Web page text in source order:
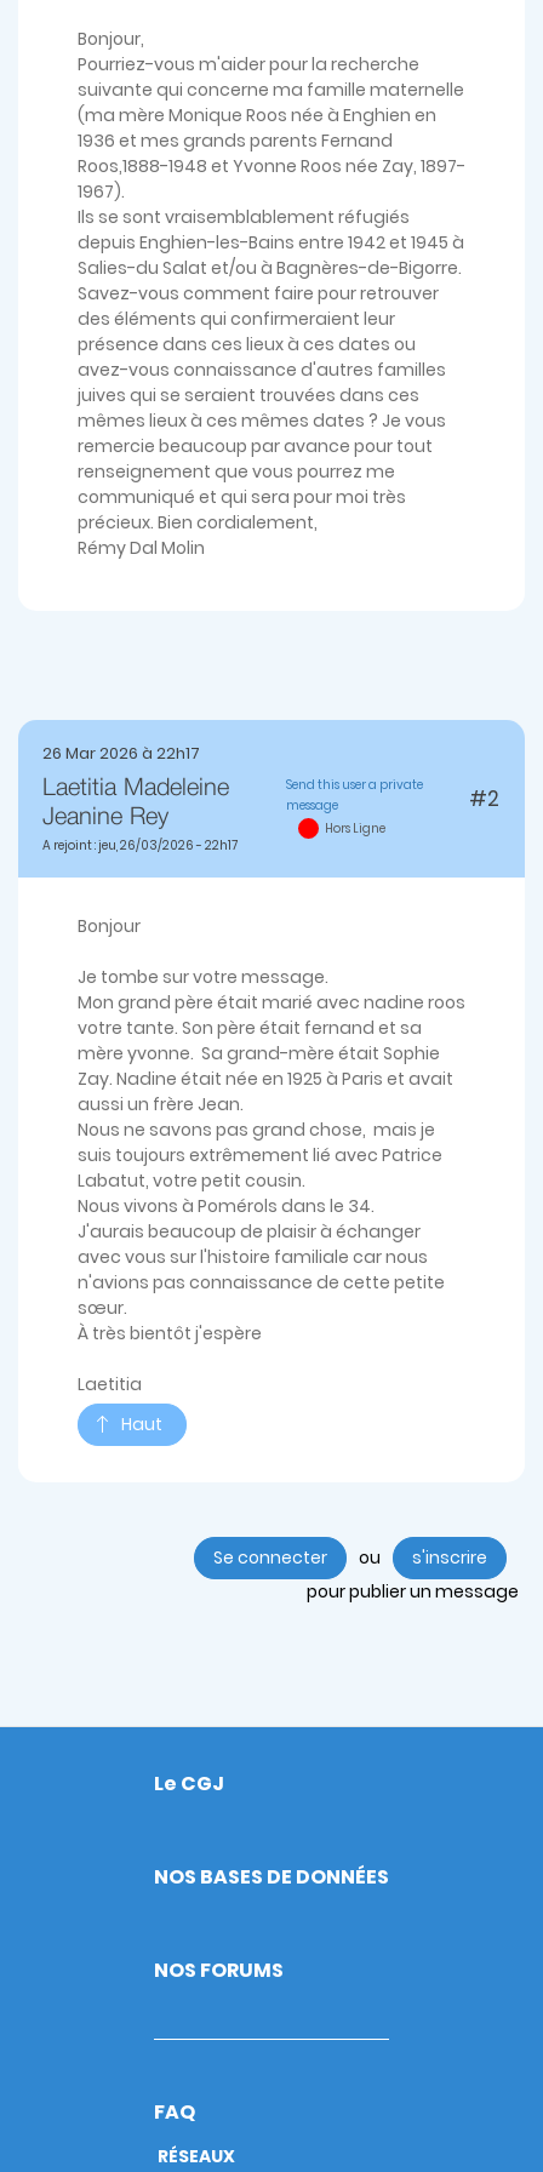
Bonjour,
Pourriez-vous m'aider pour la recherche
suivante qui concerne ma famille maternelle
(ma mère Monique Roos née à Enghien en
1936 et mes grands parents Fernand
Roos,1888-1948 et Yvonne Roos née Zay, 1897-
1967).
Ils se sont vraisemblablement réfugiés
depuis Enghien-les-Bains entre 1942 et 1945 à
Salies-du Salat et/ou à Bagnères-de-Bigorre.
Savez-vous comment faire pour retrouver
des éléments qui confirmeraient leur
présence dans ces lieux à ces dates ou
avez-vous connaissance d'autres familles
juives qui se seraient trouvées dans ces
mêmes lieux à ces mêmes dates ? Je vous
remercie beaucoup par avance pour tout
renseignement que vous pourrez me
communiqué et qui sera pour moi très
précieux. Bien cordialement,
Rémy Dal Molin
26 Mar 2026 à 22h17
Laetitia Madeleine
Jeanine Rey
Send this user a private
message
Hors Ligne
A rejoint : jeu, 26/03/2026 - 22h17
#2
Bonjour
Je tombe sur votre message.
Mon grand père était marié avec nadine roos
votre tante. Son père était fernand et sa
mère yvonne. Sa grand-mère était Sophie
Zay. Nadine était née en 1925 à Paris et avait
aussi un frère Jean.
Nous ne savons pas grand chose, mais je
suis toujours extrêmement lié avec Patrice
Labatut, votre petit cousin.
Nous vivons à Pomérols dans le 34.
J'aurais beaucoup de plaisir à échanger
avec vous sur l'histoire familiale car nous
n'avions pas connaissance de cette petite
sœur.
À très bientôt j'espère
Laetitia
Haut
Se connecter ou
s'inscrire
pour publier un message
Footer
Le CGJ
NOS BASES DE DONNÉES
NOS FORUMS
FAQ
RÉSEAUX